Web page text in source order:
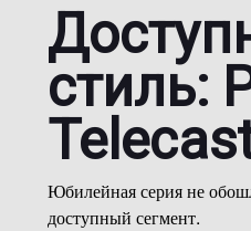
стиль:
Юбилейная серия не
доступный сегмент.